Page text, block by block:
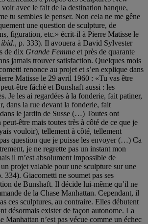
voir avec le fait de la destination banque,
tu sembles le penser. Non cela ne me gêne
une question de sculpture, de
figuration, etc.» écrit-il à Pierre Matisse le
., p. 333). Il avouera à David Sylvester
de dix Grande Femme et près de quarante
jamais trouver satisfaction. Quelques mois
renonce au projet et s’en explique dans
Matisse le 29 avril 1960 : «Tu vas être
être fâché et Bunshaft aussi : les
Je les ai regardées à la fonderie, fait patiner,
dans la rue devant la fonderie, fait
le jardin de Susse (…) Toutes ont
être mais toutes très à côté de ce que je
vouloir), tellement à côté, tellement
question que je puisse les envoyer (…) Ca
je ne regrette pas un instant mon
il m’est absolument impossible de
projet valable pour une sculpture sur une
334). Giacometti ne soumet pas ses
de Bunshaft. Il décide lui-même qu’il ne
de la Chase Manhattan. Cependant, il
ces sculptures, au contraire. Elles débutent
désormais exister de façon autonome. La
Manhattan n’est pas vécue comme un échec